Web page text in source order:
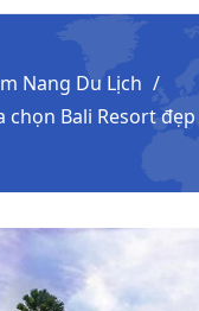
Nang Du Lịch
chọn Bali Resort